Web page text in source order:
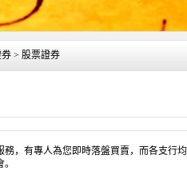
> 股票證券
務，有專人為您即時落盤買賣，而各支行